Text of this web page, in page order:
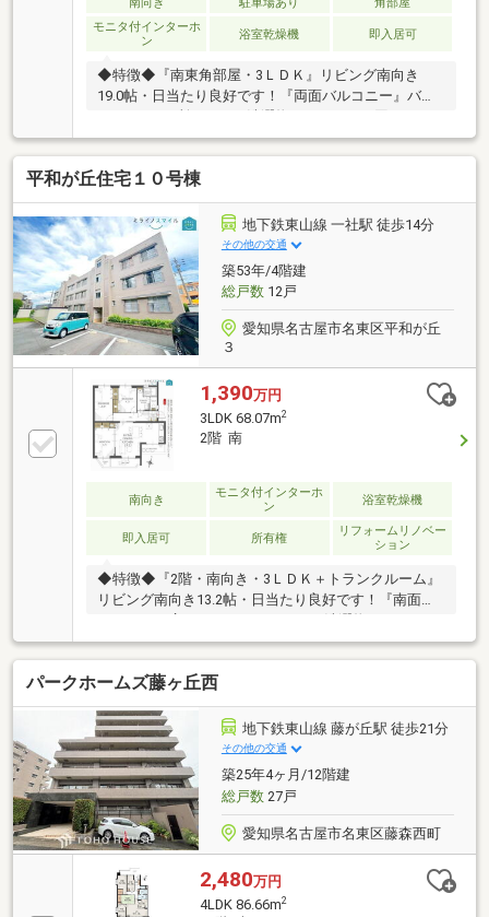
南向き 駐車場あり
角部屋
モニタ付インターホ
ン
浴室乾燥機 即入居可
◆特徴◆『南東角部屋・3ＬＤＫ』リビング南向き
19.0帖・日当たり良好です！『両面バルコニー』バル
ん！『ペット2匹可』ワンチャン、ネコちゃんの飼育
可（規約有）！◆設備仕様◆『リフォーム済』2024年
7月■水回り：キッチン、浴室、洗面室■内装：フロー
リング・フロアタイル・クロス張替、照明器具、網戸
張替、エアコン他◆宅配ボックス◆外出していても荷
物が受け取れるので、再配達依頼をかける手間が省け
ます♪◆大容量収納◆全居室収納付き、パントリー、
リビング収納、シューズボックスもあるため収納スペ
ースには困りません！
平和が丘住宅１０号棟
地下鉄東山線 一社駅 徒歩14分
その他の交通
築53年/4階建
総戸数12戸
愛知県名古屋市名東区平和が丘
３
1,390万円
3LDK 68.07m2
2階 南
南向き
モニタ付インターホ
ン
浴室乾燥機
即入居可 所有権
リフォームリノベー
ション
◆特徴◆『2階・南向き・3ＬＤＫ＋トランクルーム』
リビング南向き13.2帖・日当たり良好です！『南面バ
に困りません！◆設備仕様◆『リフォーム済』2026年
5月■水回り：キッチン、バス、洗面、トイレ、配管■
内装：クロス全室、床材、建具他◆間仕切り可◆リビ
ングと洋室の間に間仕切りがあるので用途に合わせて
使用できます！◆リフォーム相談可◆ご要望があれば
物件引渡し後、ご入居前にリフォーム可能です！ご相
談ください！◆大容量収納◆全居室収納付き、シュー
ズクローゼットもあるため収納スペースには困りませ
ん！
パークホームズ藤ヶ丘西
地下鉄東山線 藤が丘駅 徒歩21分
その他の交通
築25年4ヶ月/12階建
総戸数27戸
愛知県名古屋市名東区藤森西町
2,480万円
4LDK 86.66m2